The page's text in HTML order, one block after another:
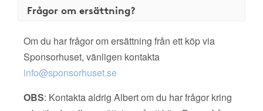
Frågor om ersättning?
Om du har frågor om ersättning från ett köp via
Sponsorhuset, vänligen kontakta
info@sponsorhuset.se
OBS: Kontakta aldrig Albert om du har frågor kring